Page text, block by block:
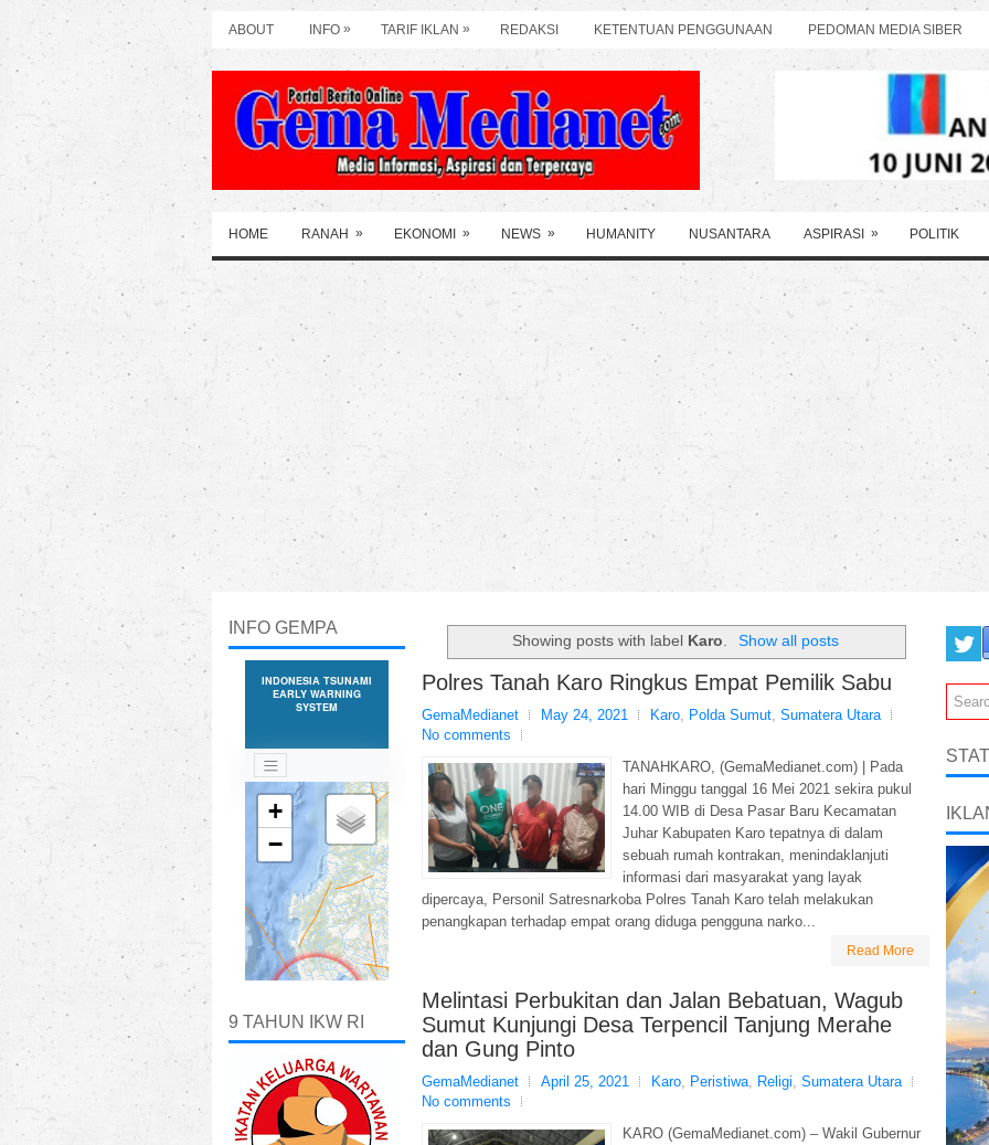
ABOUT INFO » TARIF IKLAN » REDAKSI KETENTUAN PENGGUNAAN PEDOMAN MEDIA SIBER
HOME RANAH » EKONOMI » NEWS » HUMANITY NUSANTARA ASPIRASI » POLITIK
Showing posts with label Karo. Show all posts
Polres Tanah Karo Ringkus Empat Pemilik Sabu
GemaMedianet May 24, 2021 Karo Polda Sumut Sumatera Utara
No comments
TANAHKARO, (GemaMedianet.com) | Pada
hari Minggu tanggal 16 Mei 2021 sekira pukul
14.00 WIB di Desa Pasar Baru Kecamatan
Juhar Kabupaten Karo tepatnya di dalam
sebuah rumah kontrakan, menindaklanjuti
informasi dari masyarakat yang layak
dipercaya, Personil Satresnarkoba Polres Tanah Karo telah melakukan
penangkapan terhadap empat orang diduga pengguna narko...
Read More
Melintasi Perbukitan dan Jalan Bebatuan, Wagub
Sumut Kunjungi Desa Terpencil Tanjung Merahe
dan Gung Pinto
GemaMedianet April 25, 2021 Karo Peristiwa Religi Sumatera Utara
No comments
KARO (GemaMedianet.com) – Wakil Gubernur
INFO GEMPA
9 TAHUN IKW RI